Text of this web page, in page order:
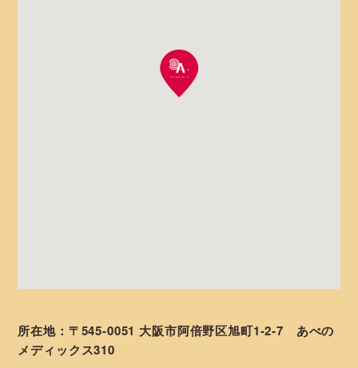
所在地：〒545-0051 大阪市阿倍野区旭町1-2-7 あべの
メディックス310